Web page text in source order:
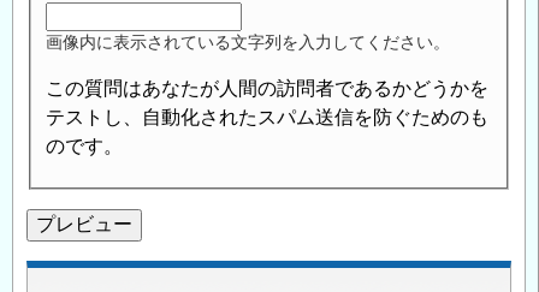
画像内に表示されている文字列を入力してください。
この質問はあなたが人間の訪問者であるかどうかを
テストし、自動化されたスパム送信を防ぐためのも
のです。